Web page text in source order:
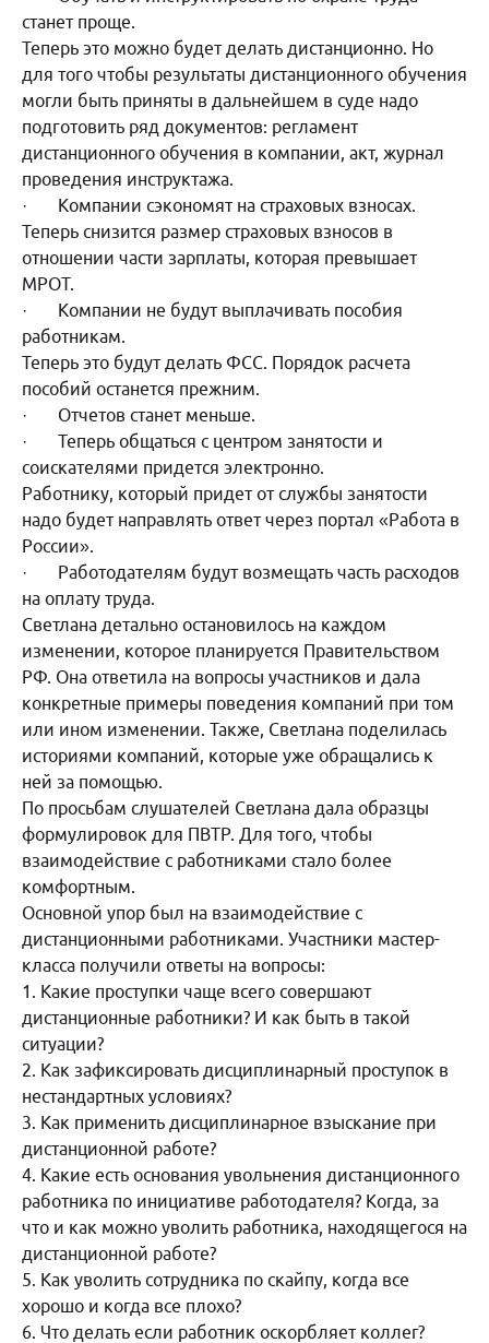
станет проще.
Теперь это можно будет делать дистанционно. Но
для того чтобы результаты дистанционного обучения
могли быть приняты в дальнейшем в суде надо
подготовить ряд документов: регламент
дистанционного обучения в компании, акт, журнал
проведения инструктажа.
· Компании сэкономят на страховых взносах.
Теперь снизится размер страховых взносов в
отношении части зарплаты, которая превышает
МРОТ.
· Компании не будут выплачивать пособия
работникам.
Теперь это будут делать ФСС. Порядок расчета
пособий останется прежним.
· Отчетов станет меньше.
· Теперь общаться с центром занятости и
соискателями придется электронно.
Работнику, который придет от службы занятости
надо будет направлять ответ через портал «Работа в
России».
· Работодателям будут возмещать часть расходов
на оплату труда.
Светлана детально остановилось на каждом
изменении, которое планируется Правительством
РФ. Она ответила на вопросы участников и дала
конкретные примеры поведения компаний при том
или ином изменении. Также, Светлана поделилась
историями компаний, которые уже обращались к
ней за помощью.
По просьбам слушателей Светлана дала образцы
формулировок для ПВТР. Для того, чтобы
взаимодействие с работниками стало более
комфортным.
Основной упор был на взаимодействие с
дистанционными работниками. Участники мастер-
класса получили ответы на вопросы:
1. Какие проступки чаще всего совершают
дистанционные работники? И как быть в такой
ситуации?
2. Как зафиксировать дисциплинарный проступок в
нестандартных условиях?
3. Как применить дисциплинарное взыскание при
дистанционной работе?
4. Какие есть основания увольнения дистанционного
работника по инициативе работодателя? Когда, за
что и как можно уволить работника, находящегося на
дистанционной работе?
5. Как уволить сотрудника по скайпу, когда все
хорошо и когда все плохо?
6. Что делать если работник оскорбляет коллег?